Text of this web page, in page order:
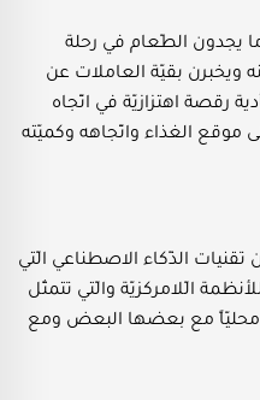
يجدون الطّعام في رحلة
ويخبرن بقيّة العاملات عن
رقصة اهتزازيّة في اتّجاه
موقع الغذاء واتّجاهه وكميّته
تقنيات الذّكاء الاصطناعي الّتي
الّلامركزيّة والّتي تتمثّل
مع بعضها البعض ومع